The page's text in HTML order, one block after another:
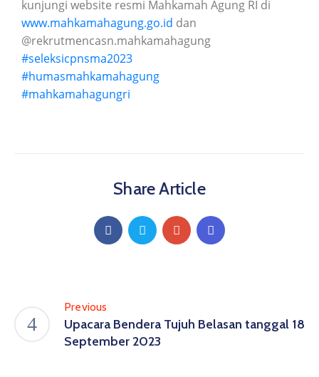
kunjungi website resmi Mahkamah Agung RI di
www.mahkamahagung.go.id dan
@rekrutmencasn.mahkamahagung
#seleksicpnsma2023
#humasmahkamahagung
#mahkamahagungri
Share Article
Previous
Upacara Bendera Tujuh Belasan tanggal 18
September 2023